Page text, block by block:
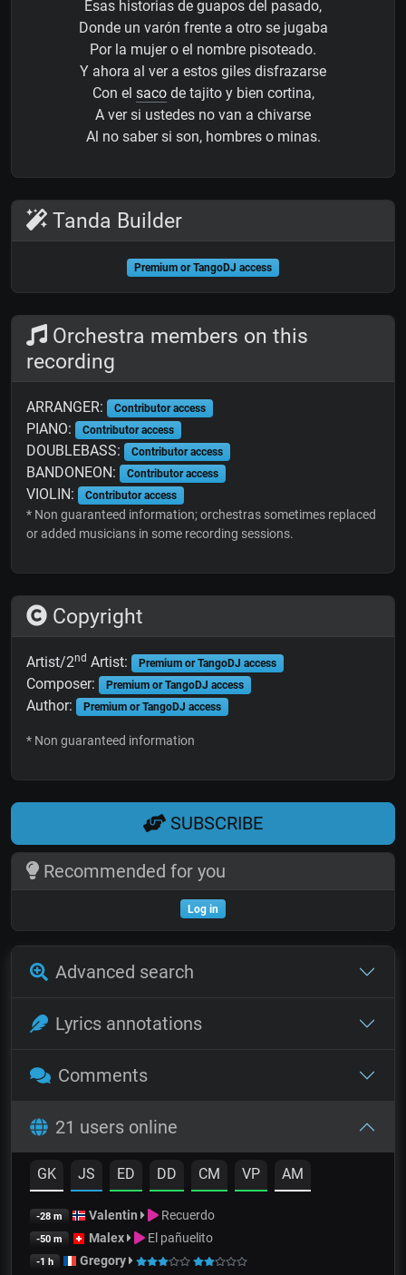
Esas historias de guapos del pasado,
Donde un varón frente a otro se jugaba
Por la mujer o el nombre pisoteado.
Y ahora al ver a estos giles disfrazarse
Con el sacode tajito y bien cortina,
A ver si ustedes no van a chivarse
Al no saber si son, hombres o minas.
Tanda Builder
Premium or TangoDJ access
Orchestra members on this
recording
ARRANGER: Contributor access
PIANO: Contributor access
DOUBLEBASS: Contributor access
BANDONEON: Contributor access
VIOLIN: Contributor access
* Non guaranteed information; orchestras sometimes replaced
or added musicians in some recording sessions.
Copyright
Artist/2nd Artist: Premium or TangoDJ access
Composer: Premium or TangoDJ access
Author: Premium or TangoDJ access
* Non guaranteed information
SUBSCRIBE
Recommended for you
Log in
Advanced search
Lyrics annotations
Comments
21 users online
GK JS ED DD CM VP AM
-28 m Valentin Recuerdo
-50 m Malex El pañuelito
-1 h Gregory